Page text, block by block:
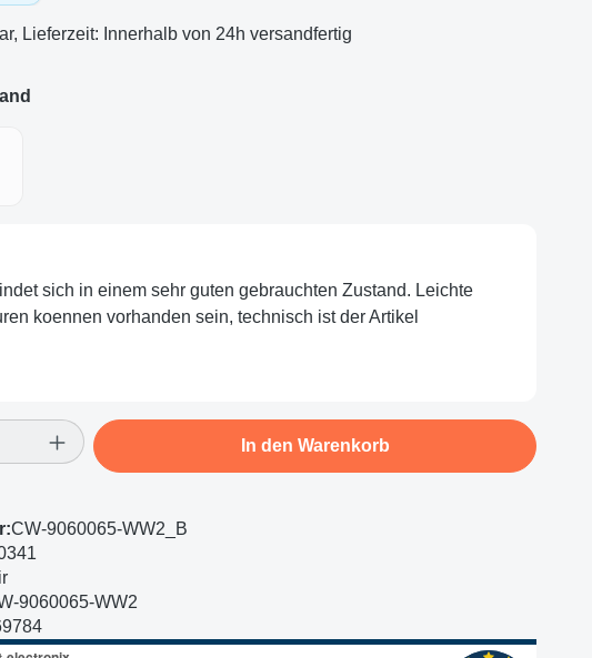
Lieferzeit: Innerhalb von 24h versandfertig
ist zurzeit nicht verfügbar.)
sich in einem sehr guten gebrauchten Zustand. Leichte
koennen vorhanden sein, technisch ist der Artikel
Gib den gewünschten Wert ein oder
In den Warenkorb
CW-9060065-WW2_B
9060065-WW2